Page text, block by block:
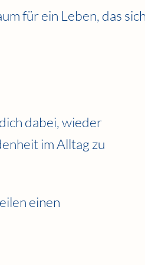
für ein Leben, das
dabei, wieder
im Alltag zu
einen